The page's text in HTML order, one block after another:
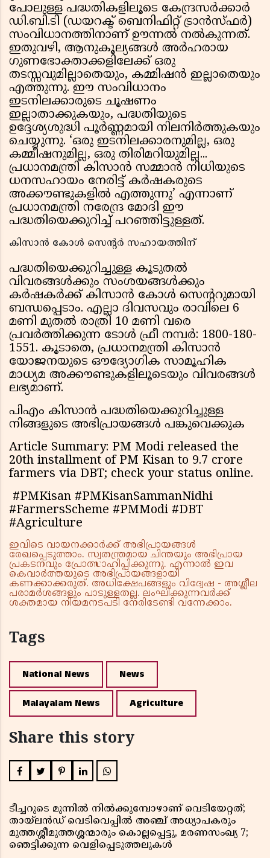
പോലുള്ള പദ്ധതികളിലൂടെ കേന്ദ്രസർക്കാർ
ഡി.ബി.ടി (ഡയറക്ട് ബെനിഫിറ്റ് ട്രാൻസ്ഫർ)
സംവിധാനത്തിനാണ് ഊന്നൽ നൽകുന്നത്.
ഇതുവഴി, ആനുകൂല്യങ്ങൾ അർഹരായ
ഗുണഭോക്താക്കളിലേക്ക് ഒരു
തടസ്സവുമില്ലാതെയും, കമ്മിഷൻ ഇല്ലാതെയും
എത്തുന്നു. ഈ സംവിധാനം
ഇടനിലക്കാരുടെ ചൂഷണം
ഇല്ലാതാക്കുകയും, പദ്ധതിയുടെ
ഉദ്ദേശ്യശുദ്ധി പൂർണ്ണമായി നിലനിർത്തുകയും
ചെയ്യുന്നു. ‘ഒരു ഇടനിലക്കാരനുമില്ല, ഒരു
കമ്മീഷനുമില്ല, ഒരു തിരിമറിയുമില്ല...
പ്രധാനമന്ത്രി കിസാൻ സമ്മാൻ നിധിയുടെ
ധനസഹായം നേരിട്ട് കർഷകരുടെ
അക്കൗണ്ടുകളിൽ എത്തുന്നു’ എന്നാണ്
പ്രധാനമന്ത്രി നരേന്ദ്ര മോദി ഈ
പദ്ധതിയെക്കുറിച്ച് പറഞ്ഞിട്ടുള്ളത്.
കിസാൻ കോൾ സെൻ്റർ സഹായത്തിന്
പദ്ധതിയെക്കുറിച്ചുള്ള കൂടുതൽ
വിവരങ്ങൾക്കും സംശയങ്ങൾക്കും
കർഷകർക്ക് കിസാൻ കോൾ സെൻ്ററുമായി
ബന്ധപ്പെടാം. എല്ലാ ദിവസവും രാവിലെ 6
മണി മുതൽ രാത്രി 10 മണി വരെ
പ്രവർത്തിക്കുന്ന ടോൾ ഫ്രീ നമ്പർ: 1800-180-
1551. കൂടാതെ, പ്രധാനമന്ത്രി കിസാൻ
യോജനയുടെ ഔദ്യോഗിക സാമൂഹിക
മാധ്യമ അക്കൗണ്ടുകളിലൂടെയും വിവരങ്ങൾ
ലഭ്യമാണ്.
പിഎം കിസാൻ പദ്ധതിയെക്കുറിച്ചുള്ള
നിങ്ങളുടെ അഭിപ്രായങ്ങൾ പങ്കുവെക്കുക
Article Summary: PM Modi released the
20th installment of PM Kisan to 9.7 crore
farmers via DBT; check your status online.
#PMKisan #PMKisanSammanNidhi
#FarmersScheme #PMModi #DBT
#Agriculture
ഇവിടെ വായനക്കാർക്ക് അഭിപ്രായങ്ങൾ
രേഖപ്പെടുത്താം. സ്വതന്ത്രമായ ചിന്തയും അഭിപ്രായ
പ്രകടനവും പ്രോത്സാഹിപ്പിക്കുന്നു. എന്നാൽ ഇവ
കെവാർത്തയുടെ അഭിപ്രായങ്ങളായി
കണക്കാക്കരുത്. അധിക്ഷേപങ്ങളും വിദ്വേഷ - അശ്ലീല
പരാമർശങ്ങളും പാടുള്ളതല്ല. ലംഘിക്കുന്നവർക്ക്
ശക്തമായ നിയമനടപടി നേരിടേണ്ടി വന്നേക്കാം.
Tags
National News News
Malayalam News Agriculture
Share this story
ടീച്ചറുടെ മുന്നിൽ നിൽക്കുമ്പോഴാണ് വെടിയേറ്റത്;
തായ്‌ലൻഡ് വെടിവെപ്പിൽ അഞ്ച് അധ്യാപകരും
മുത്തശ്ശീമുത്തശ്ശന്മാരും കൊല്ലപ്പെട്ടു, മരണസംഖ്യ 7;
ഞെട്ടിക്കുന്ന വെളിപ്പെടുത്തലുകൾ